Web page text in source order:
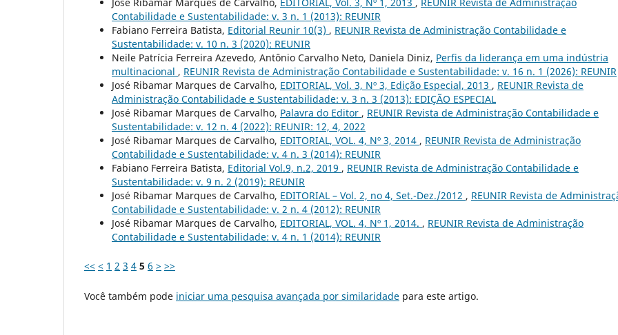
José Ribamar Marques de Carvalho, EDITORIAL, Vol. 3, Nº 1, 2013 , REUNIR Revista de Administração
Contabilidade e Sustentabilidade: v. 3 n. 1 (2013): REUNIR
Fabiano Ferreira Batista, Editorial Reunir 10(3) , REUNIR Revista de Administração Contabilidade e
Sustentabilidade: v. 10 n. 3 (2020): REUNIR
Neile Patrícia Ferreira Azevedo, Antônio Carvalho Neto, Daniela Diniz, Perfis da liderança em uma indústria
multinacional , REUNIR Revista de Administração Contabilidade e Sustentabilidade: v. 16 n. 1 (2026): REUNIR
José Ribamar Marques de Carvalho, EDITORIAL, Vol. 3, Nº 3, Edição Especial, 2013 , REUNIR Revista de
Administração Contabilidade e Sustentabilidade: v. 3 n. 3 (2013): EDIÇÃO ESPECIAL
José Ribamar Marques de Carvalho, Palavra do Editor , REUNIR Revista de Administração Contabilidade e
Sustentabilidade: v. 12 n. 4 (2022): REUNIR: 12, 4, 2022
José Ribamar Marques de Carvalho, EDITORIAL, VOL. 4, Nº 3, 2014 , REUNIR Revista de Administração
Contabilidade e Sustentabilidade: v. 4 n. 3 (2014): REUNIR
Fabiano Ferreira Batista, Editorial Vol.9, n.2, 2019 , REUNIR Revista de Administração Contabilidade e
Sustentabilidade: v. 9 n. 2 (2019): REUNIR
José Ribamar Marques de Carvalho, EDITORIAL – Vol. 2, no 4, Set.-Dez./2012 , REUNIR Revista de
Contabilidade e Sustentabilidade: v. 2 n. 4 (2012): REUNIR
José Ribamar Marques de Carvalho, EDITORIAL, VOL. 4, Nº 1, 2014. , REUNIR Revista de Administração
Contabilidade e Sustentabilidade: v. 4 n. 1 (2014): REUNIR
<< < 1 2 3 4 5 6 > >>
Você também pode iniciar uma pesquisa avançada por similaridade para este artigo.